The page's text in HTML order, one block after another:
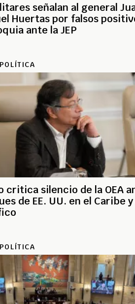
señalan al general
Huertas por falsos
ante la JEP
POLÍTICA
critica silencio de la OEA
de EE. UU. en el Caribe y
POLÍTICA